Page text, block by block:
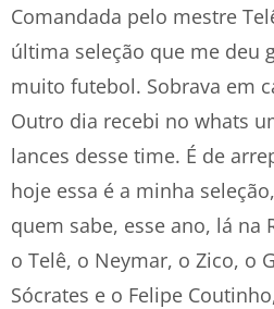
Comandada pelo mestre
última seleção que me deu
muito futebol. Sobrava em
Outro dia recebi no whats
lances desse time. É de
hoje essa é a minha
quem sabe, esse ano, lá na
o Telê, o Neymar, o Zico, o
Sócrates e o Felipe